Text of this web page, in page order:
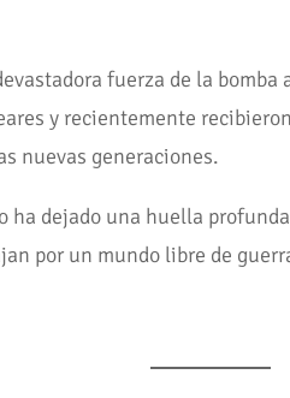
fuerza de la
y recientemente
nuevas generaciones.
ha dejado una huella
por un mundo libre de